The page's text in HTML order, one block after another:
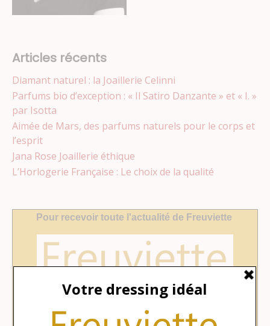
Articles récents
Diamant naturel : la Joaillerie Celinni
Parfums bio d’exception : « Il Satiro Danzante » et « I. »
par Isotta
Aimée de Mars, des parfums naturels pour le corps et
l’esprit
Jana Rose Joaillerie éthique
L’Horlogerie Française : Le choix de la qualité